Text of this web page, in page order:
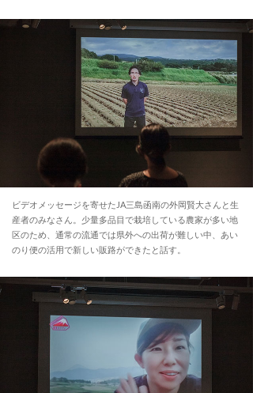
ビデオメッセージを寄せたJA三島函南の外岡賢大さんと生
産者のみなさん。少量多品目で栽培している農家が多い地
区のため、通常の流通では県外への出荷が難しい中、あい
のり便の活用で新しい販路ができたと話す。